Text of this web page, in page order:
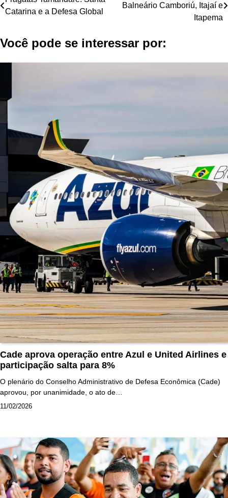
de
Catarina e a Defesa Global
Balneário Camboriú, Itajaí e
Itapema
Você pode se interessar por:
Cade aprova operação entre Azul e United Airlines e
participação salta para 8%
O plenário do Conselho Administrativo de Defesa Econômica (Cade)
aprovou, por unanimidade, o ato de…
11/02/2026